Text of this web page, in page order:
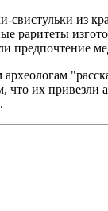
из
предпочтение
что их